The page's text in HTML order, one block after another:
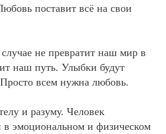
поставит всё на свои
не превратит наш мир в
наш путь. Улыбки будут
всем нужна любовь.
и разуму. Человек
в эмоциональном и физическом